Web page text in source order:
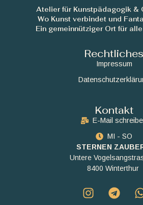
Atelier für Kunstpädagogik &
Wo Kunst verbindet und
Ein gemeinnütziger Ort für
Rechtliches
Impressum
Kontakt
E-Mail
MI - SO
STERNEN
Untere
8400 Winterthur